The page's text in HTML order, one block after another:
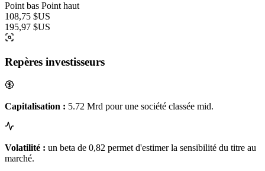
Point bas Point haut
108,75 $US
195,97 $US
Repères investisseurs
Capitalisation : 5.72 Mrd pour une société classée mid.
Volatilité : un beta de 0,82 permet d'estimer la sensibilité du titre au
marché.